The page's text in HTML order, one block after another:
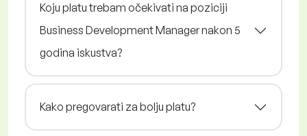
Koju platu trebam očekivati na poziciji
Business Development Manager nakon 5
godina iskustva?
Kako pregovarati za bolju platu?